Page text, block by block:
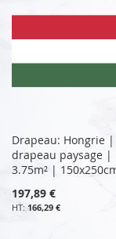
Drapeau: Hongrie |
drapeau paysage |
3.75m² |
197,89 €
166,29 €